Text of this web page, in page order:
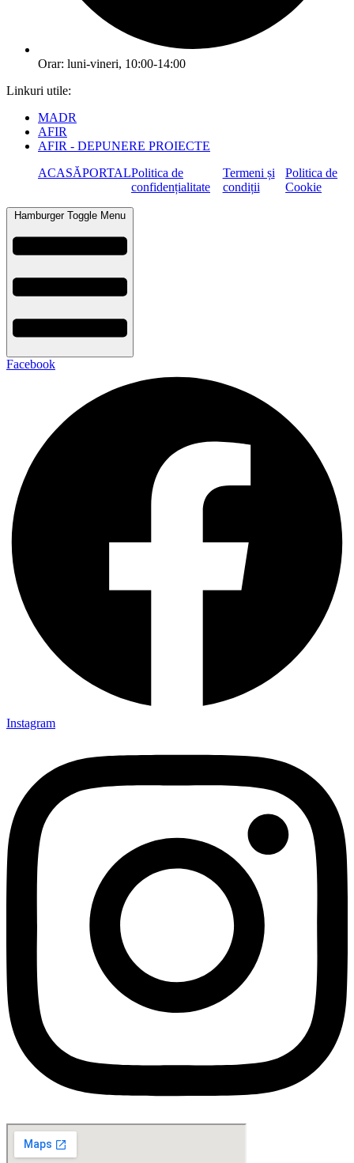
Orar: luni-vineri, 10:00-14:00
Linkuri utile:
MADR
AFIR
AFIR - DEPUNERE PROIECTE
ACASĂPORTALPolitica de
confidențialitate
Termeni și
condiții
Politica de
Cookie
Hamburger Toggle Menu
Facebook
Instagram